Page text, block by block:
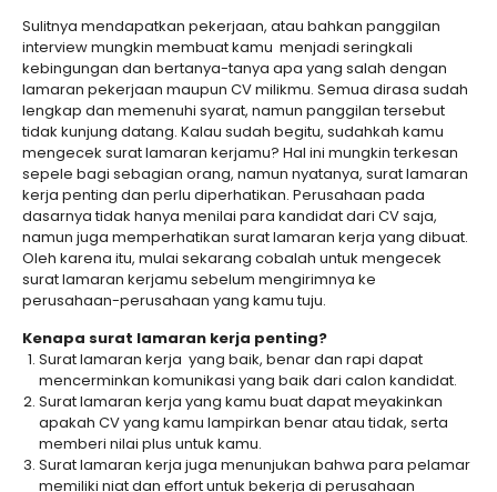
Sulitnya mendapatkan pekerjaan, atau bahkan panggilan
interview mungkin membuat kamu menjadi seringkali
kebingungan dan bertanya-tanya apa yang salah dengan
lamaran pekerjaan maupun CV milikmu. Semua dirasa sudah
lengkap dan memenuhi syarat, namun panggilan tersebut
tidak kunjung datang. Kalau sudah begitu, sudahkah kamu
mengecek surat lamaran kerjamu? Hal ini mungkin terkesan
sepele bagi sebagian orang, namun nyatanya, surat lamaran
kerja penting dan perlu diperhatikan. Perusahaan pada
dasarnya tidak hanya menilai para kandidat dari CV saja,
namun juga memperhatikan surat lamaran kerja yang dibuat.
Oleh karena itu, mulai sekarang cobalah untuk mengecek
surat lamaran kerjamu sebelum mengirimnya ke
perusahaan-perusahaan yang kamu tuju.
Kenapa surat lamaran kerja penting?
Surat lamaran kerja yang baik, benar dan rapi dapat
mencerminkan komunikasi yang baik dari calon kandidat.
Surat lamaran kerja yang kamu buat dapat meyakinkan
apakah CV yang kamu lampirkan benar atau tidak, serta
memberi nilai plus untuk kamu.
Surat lamaran kerja juga menunjukan bahwa para pelamar
memiliki niat dan effort untuk bekerja di perusahaan